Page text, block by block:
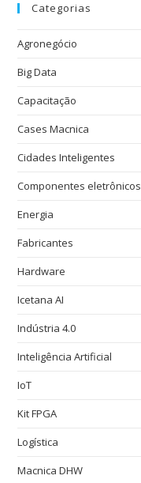
Categorias
Agronegócio
Big Data
Capacitação
Cases Macnica
Cidades Inteligentes
Componentes eletrônicos
Energia
Fabricantes
Hardware
Icetana AI
Indústria 4.0
Inteligência Artificial
IoT
Kit FPGA
Logística
Macnica DHW